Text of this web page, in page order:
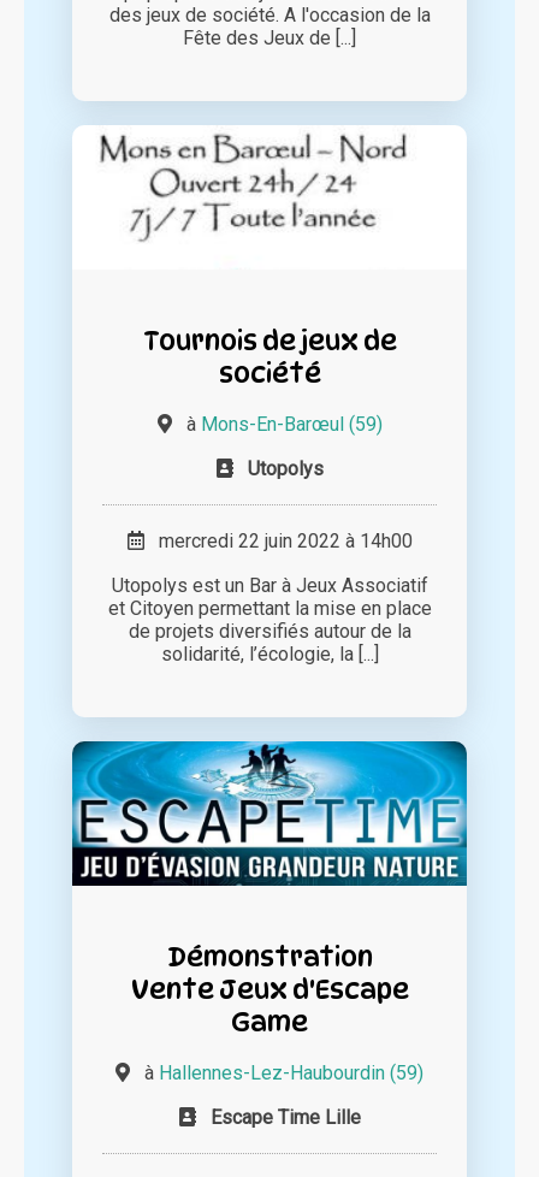
des jeux de société. A l'occasion de la
Fête des Jeux de [...]
Tournois de jeux de
société
à Mons-En-Barœul (59)
Utopolys
mercredi 22 juin 2022 à 14h00
Utopolys est un Bar à Jeux Associatif
et Citoyen permettant la mise en place
de projets diversifiés autour de la
solidarité, l’écologie, la [...]
Démonstration
Vente Jeux d'Escape
Game
à Hallennes-Lez-Haubourdin (59)
Escape Time Lille